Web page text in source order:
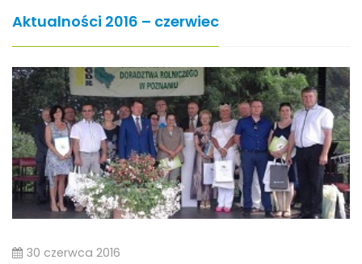
Aktualności 2016 – czerwiec
30 czerwca 2016